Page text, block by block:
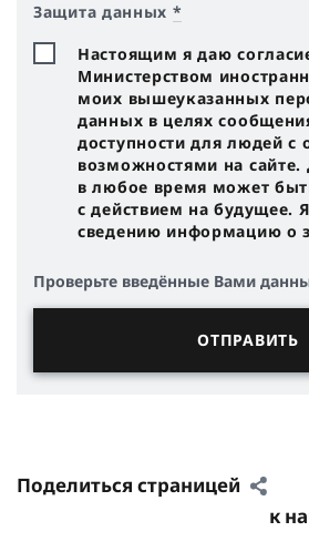
Защита данных *
Настоящим я даю
Министерством
моих вышеуказанных
данных в целях
доступности для людей с
возможностями на сайте.
в любое время может
с действием на будущее.
сведению информацию о
Проверьте введённые Вами
Поделиться страницей
к